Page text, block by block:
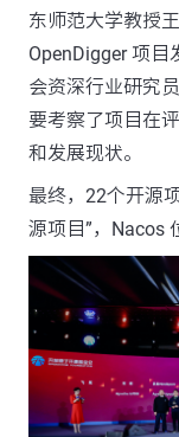
东师范大学教授
OpenDigger 项
会资深行业研究
要考察了项目在
和发展现状。
最终，22个开源
源项目”，Nacos